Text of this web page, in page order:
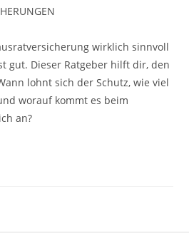
wirklich sinnvoll
gut. Dieser Ratgeber hilft dir, den
lohnt sich der Schutz, wie viel
worauf kommt es beim
an?